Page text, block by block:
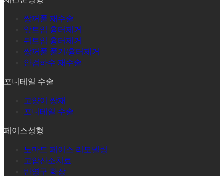
쌍꺼풀 재수술
앞트임 흉터제거
뒤트임 흉터제거
쌍꺼풀 풀기/흉터제거
안검하수 재수술
포니테일 수술
고양이 쌍재
포니테일 수술
페이스성형
노마드 페이스 리모델링
고압산소치료
반영구 화장